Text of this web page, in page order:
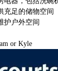
充足的储物空间
护户外空间
or Kyle